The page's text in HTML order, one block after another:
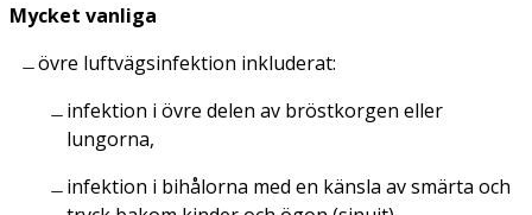
Mycket vanliga
övre luftvägsinfektion inkluderat:
infektion i övre delen av bröstkorgen eller
lungorna,
infektion i bihålorna med en känsla av smärta och